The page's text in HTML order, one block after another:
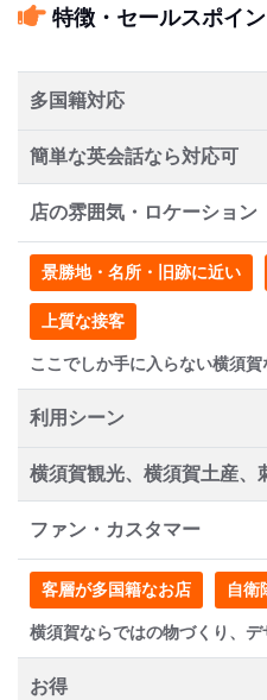
特徴・セールスポイ
多国籍対応
簡単な英会話なら対応可
店の雰囲気・ロケーション
景勝地・名所・旧跡に近い
上質な接客
ここでしか手に入らない横須
利用シーン
横須賀観光、横須賀土産、
ファン・カスタマー
客層が多国籍なお店 自衛
横須賀ならではの物づくり、
お得